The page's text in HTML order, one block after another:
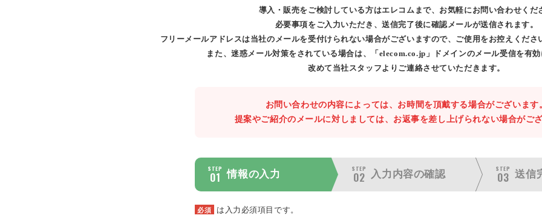
導入・販売をご検討している方はエレコムまで、お気軽にお問い合わせくだ
必要事項をご入力いただき、送信完了後に確認メールが送信されます。
フリーメールアドレスは当社のメールを受付けられない場合がございますので、ご使用をお控えくださ
また、迷惑メール対策をされている場合は、「elecom.co.jp」ドメインのメール受信を有効
改めて当社スタッフよりご連絡させていただきます。
お問い合わせの内容によっては、お時間を頂戴する場合がございます
提案やご紹介のメールに対しましては、お返事を差し上げられない場合がござ
STEP
01 情報の入力
STEP
02 入力内容の確認
STEP
03 送信
必須 は入力必須項目です。